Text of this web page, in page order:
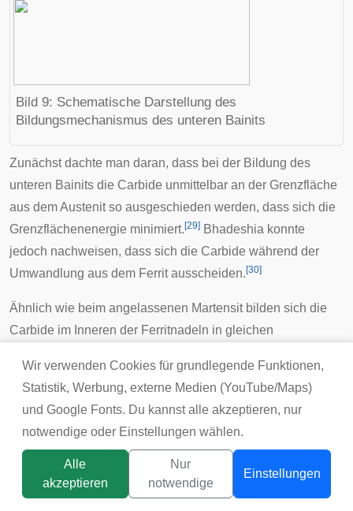
Wir verwenden Cookies für grundlegende Funktionen,
Statistik, Werbung, externe Medien (YouTube/Maps)
und Google Fonts. Du kannst alle akzeptieren, nur
notwendige oder Einstellungen wählen.
Alle
akzeptieren
Nur
notwendige
Einstellungen
Bild 9: Schematische Darstellung des
Bildungsmechanismus des unteren Bainits
Zunächst dachte man daran, dass bei der Bildung des
unteren Bainits die Carbide unmittelbar an der Grenzfläche
aus dem Austenit so ausgeschieden werden, dass sich die
Grenzflächenenergie minimiert. [29] Bhadeshia konnte
jedoch nachweisen, dass sich die Carbide während der
Umwandlung aus dem Ferrit ausscheiden. [30]
Ähnlich wie beim angelassenen Martensit bilden sich die
Carbide im Inneren der Ferritnadeln in gleichen
Nadelachse von etwa 60° (vgl. Bild 8). Dabei handelt es
sich meist zunächst um ε-Carbid ( Fe
C ), das nach
längeren Umwandlungszeiten in Zementit übergeht. Die
Ausscheidung der Carbide hinter der Umwandlungsfront
senkt die Kohlenstoffübersättigung des Ferrits und damit die
freie Enthalpie des Gefüges. Die Carbidform entspricht dem